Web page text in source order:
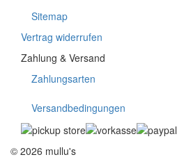
Sitemap
Vertrag widerrufen
Zahlung & Versand
Zahlungsarten
Versandbedingungen
© 2026 mullu's